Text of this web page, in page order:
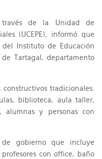
de la Unidad de
(UCEPE), informó que
Instituto de Educación
Tartagal, departamento
constructivos tradicionales.
biblioteca, aula taller,
alumnas y personas con
gobierno que incluye
con office, baño